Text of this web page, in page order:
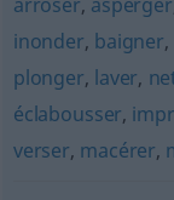
inonder, baigner,
plonger, laver,
éclabousser,
verser, macérer,